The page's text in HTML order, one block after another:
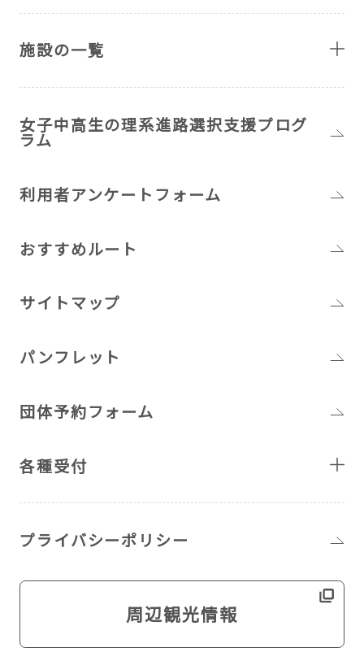
施設の一覧
女子中高生の理系進路選択支援プログ
ラム
利用者アンケートフォーム
おすすめルート
サイトマップ
パンフレット
団体予約フォーム
各種受付
プライバシーポリシー
周辺観光情報